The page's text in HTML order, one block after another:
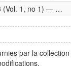
(Vol. 1, no 1) — …
par la collection